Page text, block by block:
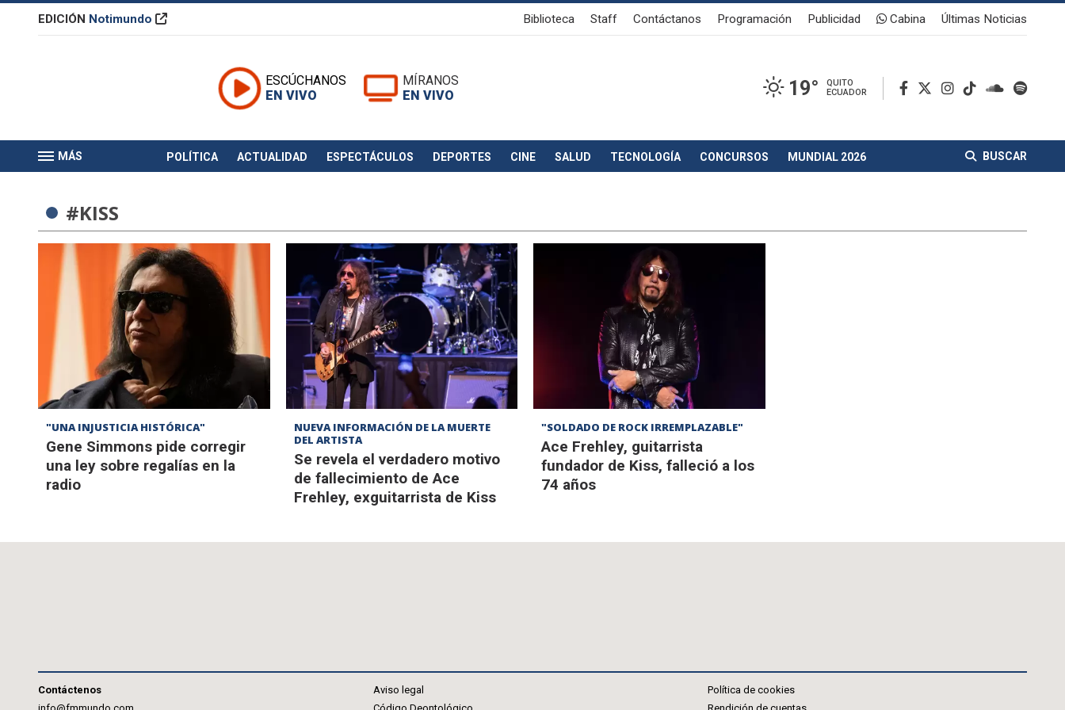
EDICIÓN Notimundo Biblioteca Staff Contáctanos Programación Publicidad Cabina Últimas Noticias
ESCÚCHANOS
EN VIVO
MÍRANOS
EN VIVO
19°
QUITO
ECUADOR
MÁS POLÍTICA ACTUALIDAD ESPECTÁCULOS DEPORTES CINE SALUD TECNOLOGÍA CONCURSOS MUNDIAL 2026 BUSCAR
#KISS
"UNA INJUSTICIA HISTÓRICA"
Gene Simmons pide corregir
una ley sobre regalías en la
radio
NUEVA INFORMACIÓN DE LA MUERTE
DEL ARTISTA
Se revela el verdadero motivo
de fallecimiento de Ace
Frehley, exguitarrista de Kiss
"SOLDADO DE ROCK IRREMPLAZABLE"
Ace Frehley, guitarrista
fundador de Kiss, falleció a los
74 años
Contáctenos
Aviso legal
Política de cookies